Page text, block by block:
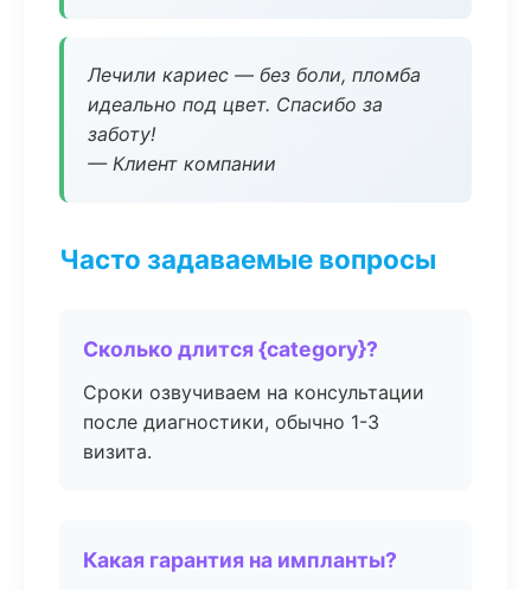
Лечили кариес — без боли, пломба
идеально под цвет. Спасибо за
заботу!
— Клиент компании
Часто задаваемые вопросы
Сколько длится {category}?
Сроки озвучиваем на консультации
после диагностики, обычно 1-3
визита.
Какая гарантия на импланты?